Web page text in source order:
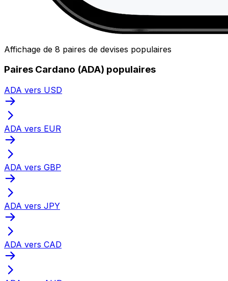
Affichage de 8 paires de devises populaires
Paires Cardano (ADA) populaires
ADA vers USD
ADA vers EUR
ADA vers GBP
ADA vers JPY
ADA vers CAD